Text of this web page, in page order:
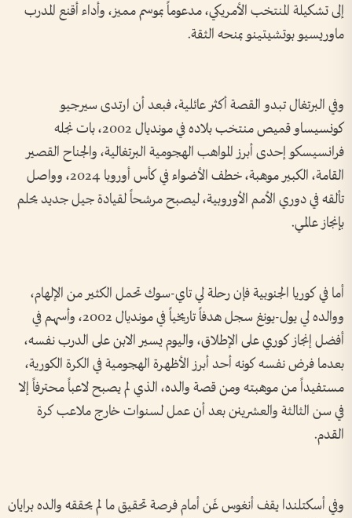
إلى تشكيلة المنتخب الأمريكي، مدعوماً بموسم مميز، وأداء أقنع المدرب
ماوريسيو بوتشيتينو بمنحه الثقة.
وفي البرتغال تبدو القصة أكثر عائلية، فبعد أن ارتدى سيرجيو
كونسيساو قميص منتخب بلاده في مونديال 2002، بات نجله
فرانسيسكو إحدى أبرز المواهب الهجومية البرتغالية، والجناح القصير
القامة، الكبير موهبة، خطف الأضواء في كأس أوروبا 2024، وواصل
تألقه في دوري الأمم الأوروبية، ليصبح مرشحاً لقيادة جيل جديد يحلم
بإنجاز عالمي.
أما في كوريا الجنوبية فإن رحلة لي تاي-سوك تحمل الكثير من الإلهام،
ووالده لي يول-يونغ سجل هدفاً تاريخياً في مونديال 2002، وأسهم في
أفضل إنجاز كوري على الإطلاق، واليوم يسير الابن على الدرب نفسه،
بعدما فرض نفسه كونه أحد أبرز الأظهرة الهجومية في الكرة الكورية،
مستفيداً من موهبته ومن قصة والده، الذي لم يصبح لاعباً محترفاً إلا
في سن الثالثة والعشرينن بعد أن عمل لسنوات خارج ملاعب كرة
القدم.
وفي أسكتلندا يقف أنغوس غَن أمام فرصة تحقيق ما لم يحققه والده برايان